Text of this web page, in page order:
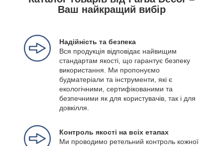
Ваш найкращий вибір
Надійність та безпека
Вся продукція відповідає найвищим
стандартам якості, що гарантує безпеку
використання. Ми пропонуємо
будматеріали та інструменти, які є
екологічними, сертифікованими та
безпечними як для користувачів, так і для
довкілля.
Контроль якості на всіх етапах
Ми проводимо ретельний контроль кожної